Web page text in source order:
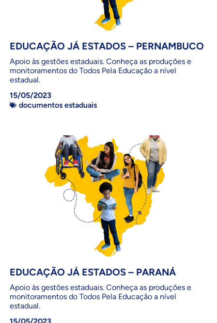
EDUCAÇÃO JÁ ESTADOS – PERNAMBUCO
Apoio às gestões estaduais. Conheça as produções e
monitoramentos do Todos Pela Educação a nível
estadual.
15/05/2023
documentos estaduais
EDUCAÇÃO JÁ ESTADOS – PARANÁ
Apoio às gestões estaduais. Conheça as produções e
monitoramentos do Todos Pela Educação a nível
estadual.